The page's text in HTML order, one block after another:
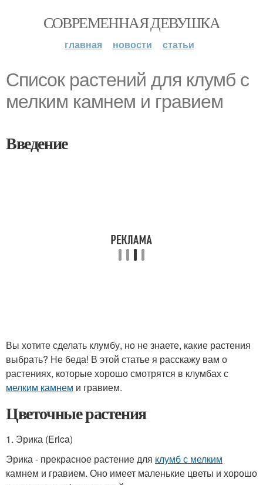
СОВРЕМЕННАЯ ДЕВУШКА
главная новости статьи
Список растений для клумб с
мелким камнем и гравием
Введение
Вы хотите сделать клумбу, но не знаете, какие растения
выбрать? Не беда! В этой статье я расскажу вам о
растениях, которые хорошо смотрятся в клумбах с
мелким камнем и гравием.
Цветочные растения
1. Эрика (Erica)
Эрика - прекрасное растение для клумб с мелким
камнем и гравием. Оно имеет маленькие цветы и хорошо